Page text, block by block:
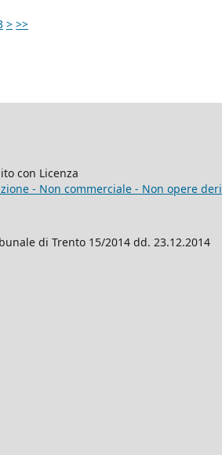
> >>
con Licenza
- Non commerciale - Non opere
di Trento 15/2014 dd. 23.12.2014